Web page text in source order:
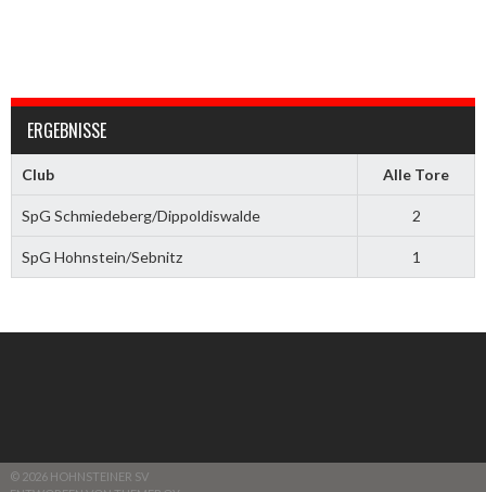
ERGEBNISSE
Club Alle Tore
SpG Schmiedeberg/Dippoldiswalde 2
SpG Hohnstein/Sebnitz 1
© 2026 HOHNSTEINER SV